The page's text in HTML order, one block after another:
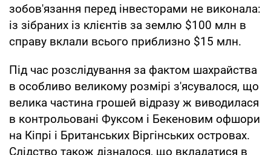
зобов'язання перед інвесторами не виконала:
із зібраних із клієнтів за землю $100 млн в
справу вклали всього приблизно $15 млн.
Під час розслідування за фактом шахрайства
в особливо великому розмірі з'ясувалося, що
велика частина грошей відразу ж виводилася
в контрольовані Фуксом і Бекеновим офшори
на Кіпрі і Британських Віргінських островах.
Слідство також дізналося, що вкладатися в